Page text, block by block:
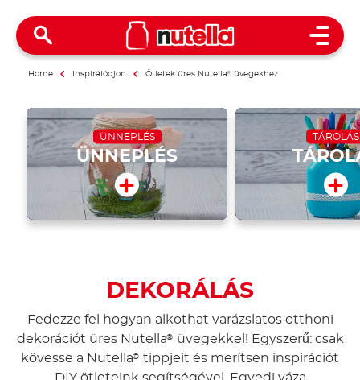
Open
Home Inspirálódjon Ötletek üres Nutella® üvegekhez
ÜNNEPLÉS
ÜNNEPLÉS
TÁROLÁS
DEKORÁLÁS
Fedezze fel hogyan alkothat varázslatos otthoni
dekorációt üres Nutella®
üvegekkel! Egyszerű: csak
kövesse a Nutella® tippjeit és merítsen inspirációt